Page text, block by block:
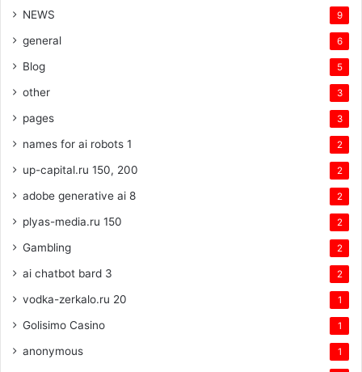
NEWS 9
general 6
Blog 5
other 3
pages 3
names for ai robots 1 2
up-capital.ru 150, 200 2
adobe generative ai 8 2
plyas-media.ru 150 2
Gambling 2
ai chatbot bard 3 2
vodka-zerkalo.ru 20 1
Golisimo Casino 1
anonymous 1